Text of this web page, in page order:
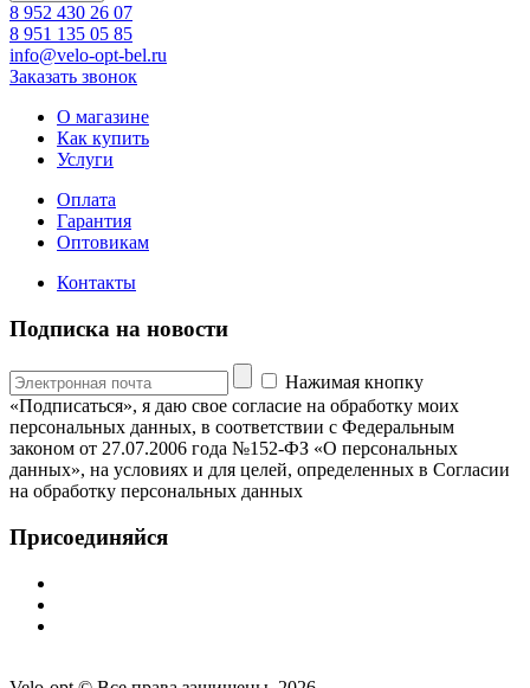
8 952 430 26 07
8 951 135 05 85
info@velo-opt-bel.ru
Заказать звонок
О магазине
Как купить
Услуги
Оплата
Гарантия
Оптовикам
Контакты
Подписка на новости
Нажимая кнопку
«Подписаться», я даю свое согласие на обработку моих
персональных данных, в соответствии с Федеральным
законом от 27.07.2006 года №152-ФЗ «О персональных
данных», на условиях и для целей, определенных в Согласии
на обработку персональных данных
Присоединяйся